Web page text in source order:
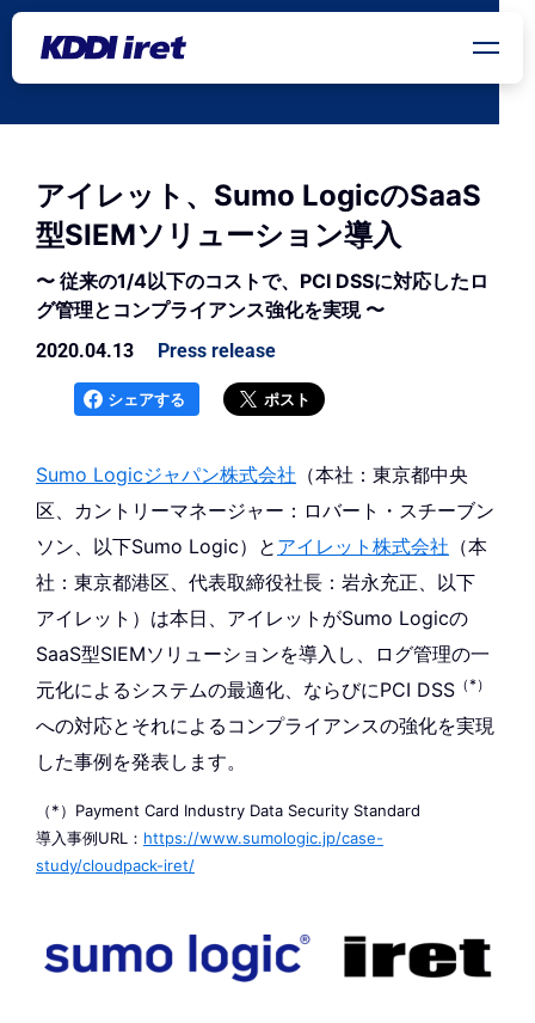
メインコンテンツにスキップ
アイレット、Sumo LogicのSaaS
型SIEMソリューション導入
〜 従来の1/4以下のコストで、PCI DSSに対応したロ
グ管理とコンプライアンス強化を実現 〜
2020.04.13 Press release
シェアする ポスト
Sumo Logicジャパン株式会社 （本社：東京都中央
区、カントリーマネージャー：ロバート・スチーブン
ソン、以下Sumo Logic）と アイレット株式会社 （本
社：東京都港区、代表取締役社長：岩永充正、以下
アイレット）は本日、アイレットがSumo Logicの
SaaS型SIEMソリューションを導入し、ログ管理の一
元化によるシステムの最適化、ならびにPCI DSS （*）
への対応とそれによるコンプライアンスの強化を実現
した事例を発表します。
（*）Payment Card Industry Data Security Standard
導入事例URL： https://www.sumologic.jp/case-
study/cloudpack-iret/